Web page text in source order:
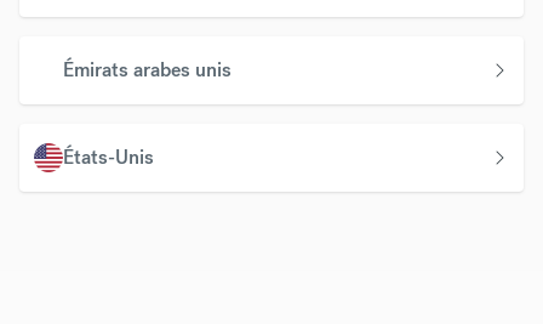
Émirats arabes unis
États-Unis